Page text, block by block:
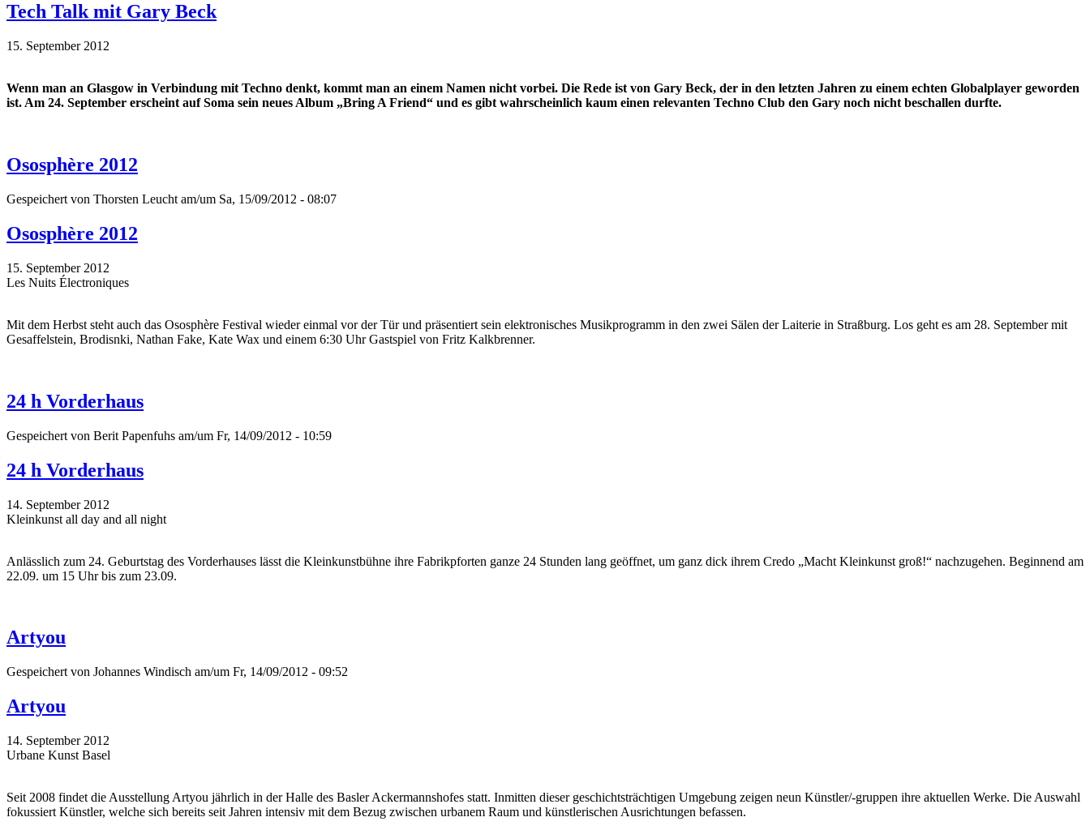
Tech Talk mit Gary Beck
15. September 2012
Wenn man an Glasgow in Verbindung mit Techno denkt, kommt man an einem Namen nicht vorbei. Die Rede ist von Gary Beck, der in den letzten Jahren zu einem echten Globalplayer geworden
ist. Am 24. September erscheint auf Soma sein neues Album „Bring A Friend“ und es gibt wahrscheinlich kaum einen relevanten Techno Club den Gary noch nicht beschallen durfte.
Ososphère 2012
Gespeichert von Thorsten Leucht am/um Sa, 15/09/2012 - 08:07
Ososphère 2012
15. September 2012
Les Nuits Électroniques
Mit dem Herbst steht auch das Ososphère Festival wieder einmal vor der Tür und präsentiert sein elektronisches Musikprogramm in den zwei Sälen der Laiterie in Straßburg. Los geht es am 28. September mit
Gesaffelstein, Brodisnki, Nathan Fake, Kate Wax und einem 6:30 Uhr Gastspiel von Fritz Kalkbrenner.
24 h Vorderhaus
Gespeichert von Berit Papenfuhs am/um Fr, 14/09/2012 - 10:59
24 h Vorderhaus
14. September 2012
Kleinkunst all day and all night
Anlässlich zum 24. Geburtstag des Vorderhauses lässt die Kleinkunstbühne ihre Fabrikpforten ganze 24 Stunden lang geöffnet, um ganz dick ihrem Credo „Macht Kleinkunst groß!“ nachzugehen. Beginnend am
22.09. um 15 Uhr bis zum 23.09.
Artyou
Gespeichert von Johannes Windisch am/um Fr, 14/09/2012 - 09:52
Artyou
14. September 2012
Urbane Kunst Basel
Seit 2008 findet die Ausstellung Artyou jährlich in der Halle des Basler Ackermannshofes statt. Inmitten dieser geschichtsträchtigen Umgebung zeigen neun Künstler/-gruppen ihre aktuellen Werke. Die Auswahl
fokussiert Künstler, welche sich bereits seit Jahren intensiv mit dem Bezug zwischen urbanem Raum und künstlerischen Ausrichtungen befassen.